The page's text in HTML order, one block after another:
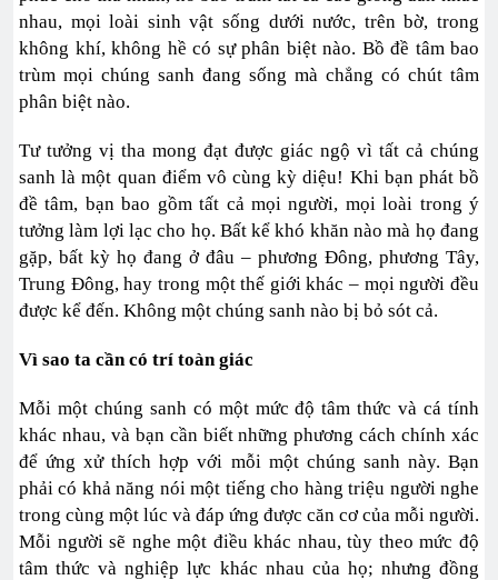
nhau, mọi loài sinh vật sống dưới nước, trên bờ, trong
không khí, không hề có sự phân biệt nào. Bồ đề tâm bao
trùm mọi chúng sanh đang sống mà chẳng có chút tâm
phân biệt nào.
Tư tưởng vị tha mong đạt được giác ngộ vì tất cả chúng
sanh là một quan điểm vô cùng kỳ diệu! Khi bạn phát bồ
đề tâm, bạn bao gồm tất cả mọi người, mọi loài trong ý
tưởng làm lợi lạc cho họ. Bất kể khó khăn nào mà họ đang
gặp, bất kỳ họ đang ở đâu – phương Đông, phương Tây,
Trung Đông, hay trong một thế giới khác – mọi người đều
được kể đến. Không một chúng sanh nào bị bỏ sót cả.
Vì sao ta cần có trí toàn giác
Mỗi một chúng sanh có một mức độ tâm thức và cá tính
khác nhau, và bạn cần biết những phương cách chính xác
để ứng xử thích hợp với mỗi một chúng sanh này. Bạn
phải có khả năng nói một tiếng cho hàng triệu người nghe
trong cùng một lúc và đáp ứng được căn cơ của mỗi người.
Mỗi người sẽ nghe một điều khác nhau, tùy theo mức độ
tâm thức và nghiệp lực khác nhau của họ; nhưng đồng